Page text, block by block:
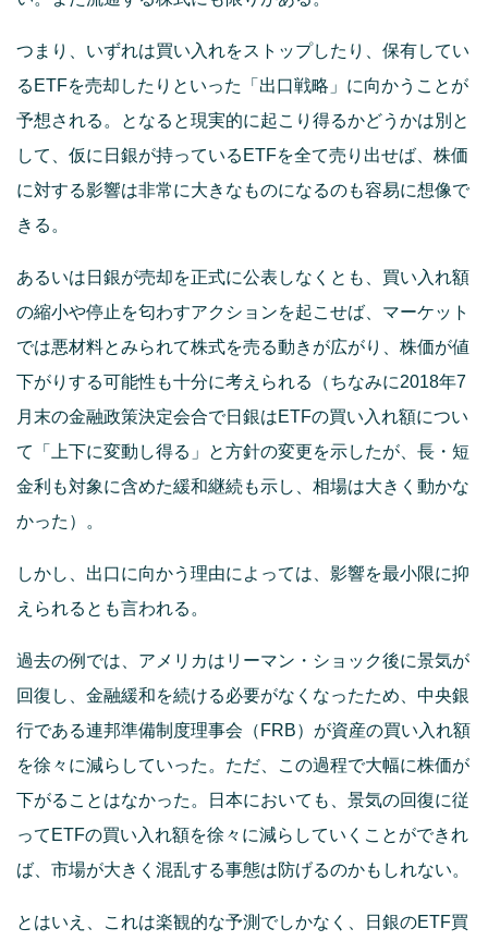
つまり、いずれは買い入れをストップしたり、保有してい
るETFを売却したりといった「出口戦略」に向かうことが
予想される。となると現実的に起こり得るかどうかは別と
して、仮に日銀が持っているETFを全て売り出せば、株価
に対する影響は非常に大きなものになるのも容易に想像で
きる。
あるいは日銀が売却を正式に公表しなくとも、買い入れ額
の縮小や停止を匂わすアクションを起こせば、マーケット
では悪材料とみられて株式を売る動きが広がり、株価が値
下がりする可能性も十分に考えられる（ちなみに2018年7
月末の金融政策決定会合で日銀はETFの買い入れ額につい
て「上下に変動し得る」と方針の変更を示したが、長・短
金利も対象に含めた緩和継続も示し、相場は大きく動かな
かった）。
しかし、出口に向かう理由によっては、影響を最小限に抑
えられるとも言われる。
過去の例では、アメリカはリーマン・ショック後に景気が
回復し、金融緩和を続ける必要がなくなったため、中央銀
行である連邦準備制度理事会（FRB）が資産の買い入れ額
を徐々に減らしていった。ただ、この過程で大幅に株価が
下がることはなかった。日本においても、景気の回復に従
ってETFの買い入れ額を徐々に減らしていくことができれ
ば、市場が大きく混乱する事態は防げるのかもしれない。
とはいえ、これは楽観的な予測でしかなく、日銀のETF買